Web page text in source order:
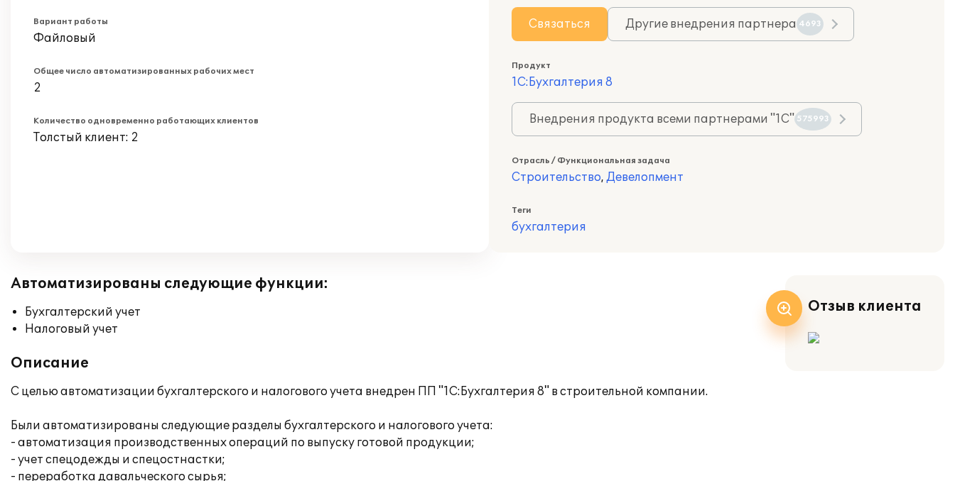
Вариант работы
Файловый
Общее число автоматизированных рабочих мест
2
Количество одновременно работающих клиентов
Толстый клиент: 2
Связаться Другие внедрения партнера 4693
Продукт
1С:Бухгалтерия 8
Внедрения продукта всеми партнерами "1С" 575993
Отрасль / Функциональная задача
Строительство, Девелопмент
Теги
бухгалтерия
Автоматизированы следующие функции:
Бухгалтерский учет
Налоговый учет
Описание
С целью автоматизации бухгалтерского и налогового учета внедрен ПП "1С:Бухгалтерия 8" в строительной компании.
Были автоматизированы следующие разделы бухгалтерского и налогового учета:
- автоматизация производственных операций по выпуску готовой продукции;
- учет спецодежды и спецостнастки;
- переработка давальческого сырья;
Отзыв клиента